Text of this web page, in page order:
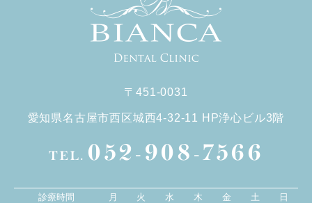
〒451-0031
愛知県名古屋市西区城西4-32-11 HP浄心ビル3階
TEL. 052-908-7566
診療時間 月 火 水 木 金 土 日